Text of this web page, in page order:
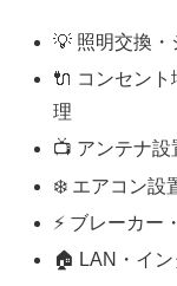
💡 照明交換
🔌 コンセン
理
📺 アンテナ
❄️ エアコン設
⚡ ブレーカー
🏠 LAN・イ